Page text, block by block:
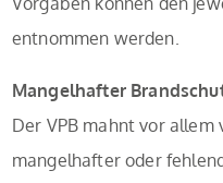
entnommen werden.
Mangelhafter
Der VPB mahnt vor allem
mangelhafter oder